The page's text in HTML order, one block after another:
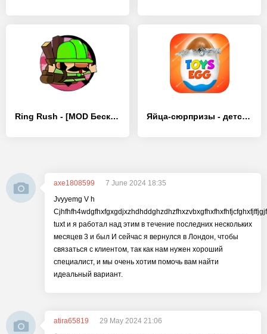
Ring Rush - [MOD Бесконечные деньги] Яйца-сюрпризы - детские игры
axe1808599
7 June 2024 18:35
Jvyyemg V h
tuxt и я работал над этим в течение последних нескольких
месяцев 3 и был И сейчас я вернулся в Лондон, чтобы
связаться с клиентом, так как нам нужен хороший
специалист, и мы очень хотим помочь вам найти
идеальный вариант.
atira65819
29 May 2024 21:06